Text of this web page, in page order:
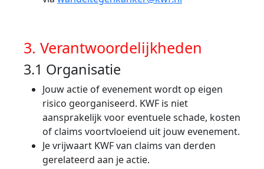
3. Verantwoordelijkheden
3.1 Organisatie
Jouw actie of evenement wordt op eigen
risico georganiseerd. KWF is niet
aansprakelijk voor eventuele schade, kosten
of claims voortvloeiend uit jouw evenement.
Je vrijwaart KWF van claims van derden
gerelateerd aan je actie.